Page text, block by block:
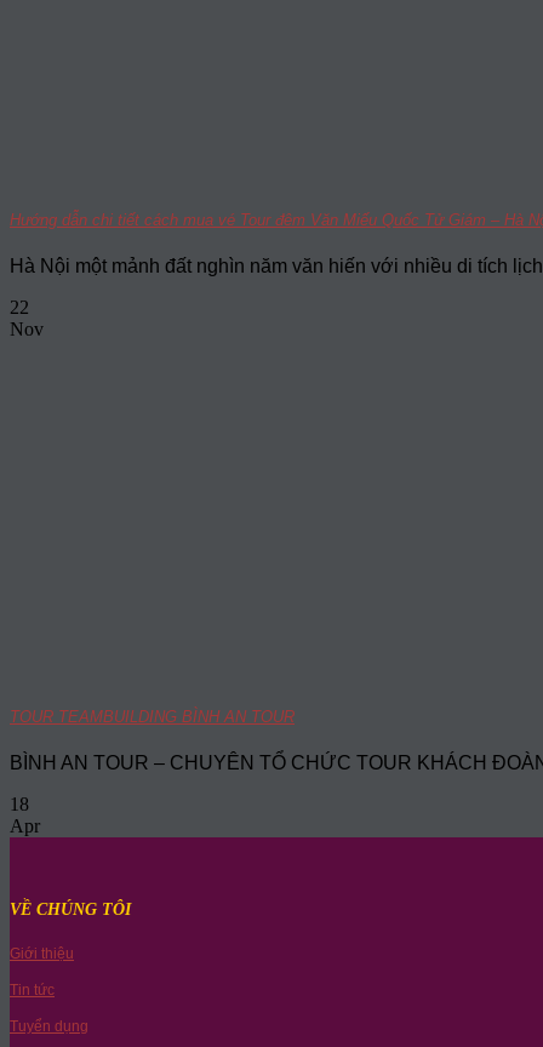
Hướng dẫn chi tiết cách mua vé Tour đêm Văn Miếu Quốc Tử Giám – Hà
Hà Nội một mảnh đất nghìn năm văn hiến với nhiều di tích
22
Nov
TOUR TEAMBUILDING BÌNH AN TOUR
BÌNH AN TOUR – CHUYÊN TỔ CHỨC TOUR KHÁCH
18
Apr
VỀ CHÚNG TÔI
Giới thiệu
Tin tức
Tuyển dụng